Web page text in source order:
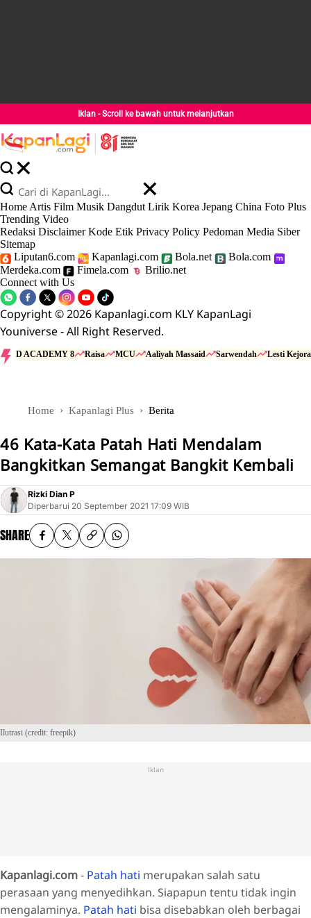
Iklan - Scroll ke bawah untuk melanjutkan
Home Artis Film Musik Dangdut Lirik Korea Jepang China Foto Plus
Trending Video
Redaksi Disclaimer Kode Etik Privacy Policy Pedoman Media Siber
Sitemap
Liputan6.com
Kapanlagi.com Bola.net
Bola.com
Merdeka.com
Fimela.com
Brilio.net
Connect with Us
Copyright © 2026 Kapanlagi.com KLY KapanLagi
Youniverse - All Right Reserved.
D ACADEMY 8 Raisa MCU Aaliyah Massaid Sarwendah Lesti Kejora
Home Kapanlagi Plus Berita
46 Kata-Kata Patah Hati Mendalam
Bangkitkan Semangat Bangkit Kembali
Rizki Dian P
Diperbarui 20 September 2021 17:09 WIB
SHARE
Ilutrasi (credit: freepik)
Iklan
Kapanlagi.com- Patah hati merupakan salah satu
perasaan yang menyedihkan. Siapapun tentu tidak ingin
mengalaminya. Patah hati bisa disebabkan oleh berbagai